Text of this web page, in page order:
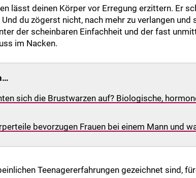
lässt deinen Körper vor Erregung erzittern. Er
du zögerst nicht, nach mehr zu verlangen
der scheinbaren Einfachheit und der fast
im Nacken.
sich die Brustwarzen auf? Biologische,
bevorzugen Frauen bei einem Mann und
Teenagererfahrungen gezeichnet sind,